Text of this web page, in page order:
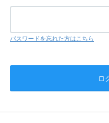
パスワードを忘れた方はこちら